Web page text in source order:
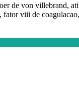
de von villebrand,
viii de